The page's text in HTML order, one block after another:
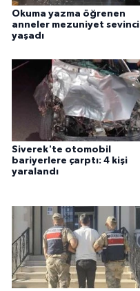
Okuma yazma öğrenen
anneler mezuniyet sevinci
yaşadı
Siverek'te otomobil
bariyerlere çarptı: 4 kişi
yaralandı
YAŞAM
YEREL
Yerel Haberler